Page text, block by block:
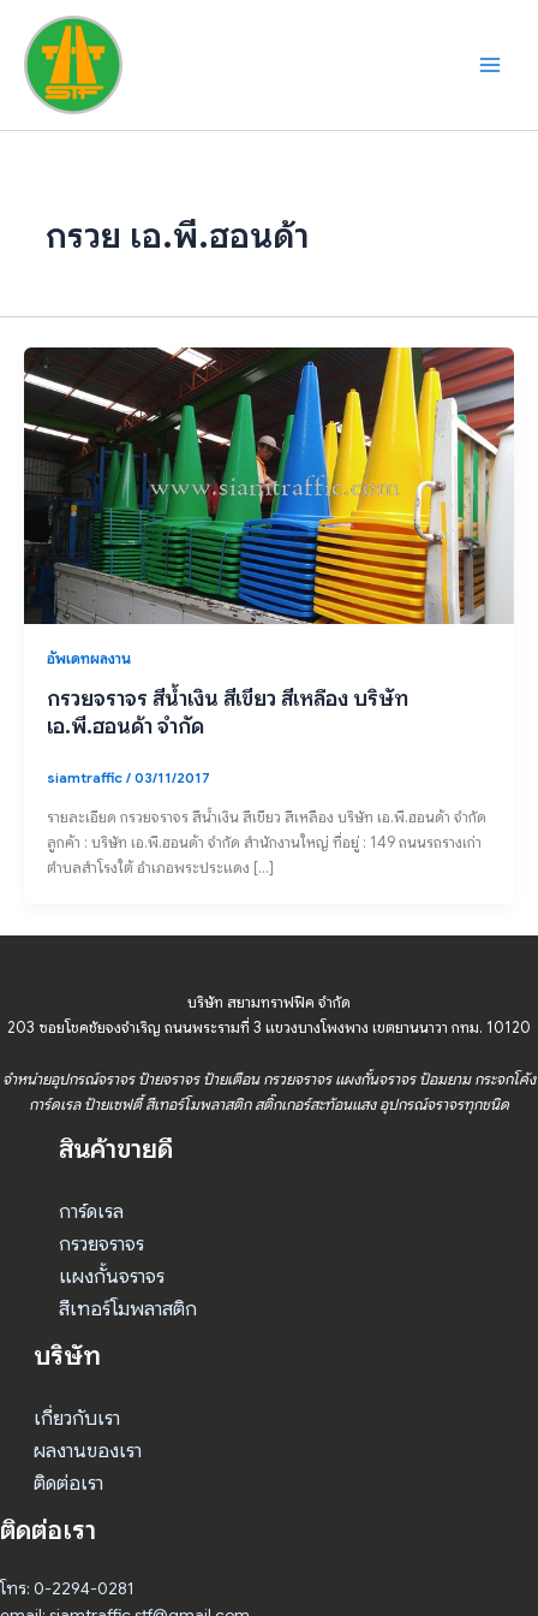
content
กรวย เอ.พี.ฮอนด้า
อัพเดทผลงาน
กรวยจราจร สีน้ำเงิน สีเขียว สีเหลือง บริษัท
เอ.พี.ฮอนด้า จำกัด
siamtraffic/03/11/2017
รายละเอียด กรวยจราจร สีน้ำเงิน สีเขียว สีเหลือง บริษัท เอ.พี.ฮอนด้า จำกัด
ลูกค้า : บริษัท เอ.พี.ฮอนด้า จำกัด สำนักงานใหญ่ ที่อยู่ : 149 ถนนรถรางเก่า
ตำบลสำโรงใต้ อำเภอพระประแดง […]
บริษัท สยามทราฟฟิค จำกัด
203 ซอยโชคชัยจงจำเริญ ถนนพระรามที่ 3 แขวงบางโพงพาง เขตยานนาวา กทม. 10120
จำหน่ายอุปกรณ์จราจร ป้ายจราจร ป้ายเตือน กรวยจราจร แผงกั้นจราจร ป้อมยาม กระจกโค้ง
การ์ดเรล ป้ายเซฟตี้ สีเทอร์โมพลาสติก สติ๊กเกอร์สะท้อนแสง อุปกรณ์จราจรทุกชนิด
สินค้าขายดี
การ์ดเรล
กรวยจราจร
แผงกั้นจราจร
สีเทอร์โมพลาสติก
บริษัท
เกี่ยวกับเรา
ผลงานของเรา
ติดต่อเรา
ติดต่อเรา
โทร: 0-2294-0281